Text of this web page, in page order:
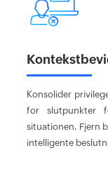
Konsolider
for slutpunkter
situationen. Fjern
intelligente